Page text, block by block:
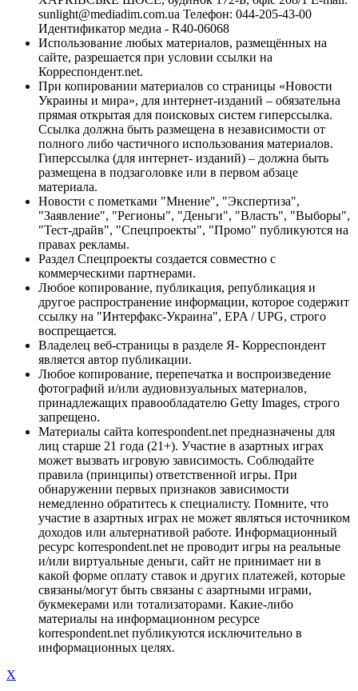
sunlight@mediadim.com.ua Телефон: 044-205-43-00
Идентификатор медиа - R40-06068
Использование любых материалов, размещённых на
сайте, разрешается при условии ссылки на
Корреспондент.net.
При копировании материалов со страницы «Новости
Украины и мира», для интернет-изданий – обязательна
прямая открытая для поисковых систем гиперссылка.
Ссылка должна быть размещена в независимости от
полного либо частичного использования материалов.
Гиперссылка (для интернет- изданий) – должна быть
размещена в подзаголовке или в первом абзаце
материала.
Новости с пометками "Мнение", "Экспертиза",
"Заявление", "Регионы", "Деньги", "Власть", "Выборы",
"Тест-драйв", "Спецпроекты", "Промо" публикуются на
правах рекламы.
Раздел Спецпроекты создается совместно с
коммерческими партнерами.
Любое копирование, публикация, републикация и
другое распространение информации, которое содержит
ссылку на "Интерфакс-Украина", EPA / UPG, строго
воспрещается.
Владелец веб-страницы в разделе Я- Корреспондент
является автор публикации.
Любое копирование, перепечатка и воспроизведение
фотографий и/или аудиовизуальных материалов,
принадлежащих правообладателю Getty Images, строго
запрещено.
Материалы сайта korrespondent.net предназначены для
лиц старше 21 года (21+). Участие в азартных играх
может вызвать игровую зависимость. Соблюдайте
правила (принципы) ответственной игры. При
обнаружении первых признаков зависимости
немедленно обратитесь к специалисту. Помните, что
участие в азартных играх не может являться источником
доходов или альтернативой работе. Информационный
ресурс korrespondent.net не проводит игры на реальные
и/или виртуальные деньги, сайт не принимает ни в
какой форме оплату ставок и других платежей, которые
связаны/могут быть связаны с азартными играми,
букмекерами или тотализаторами. Какие-либо
материалы на информационном ресурсе
korrespondent.net публикуются исключительно в
информационных целях.
X